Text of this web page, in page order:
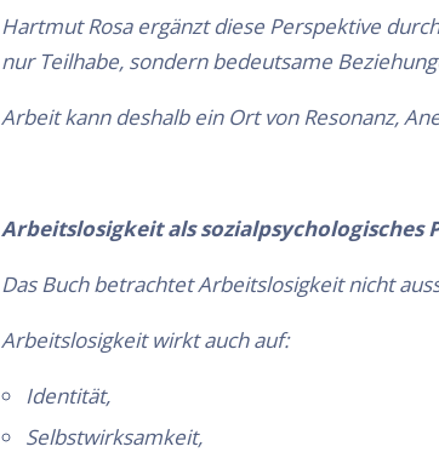
Hartmut Rosa ergänzt diese Perspektive
nur Teilhabe, sondern bedeutsame
Arbeit kann deshalb ein Ort von Resonanz,
Arbeitslosigkeit als sozialpsychologisches
Das Buch betrachtet Arbeitslosigkeit nicht
Arbeitslosigkeit wirkt auch auf:
Identität,
Selbstwirksamkeit,